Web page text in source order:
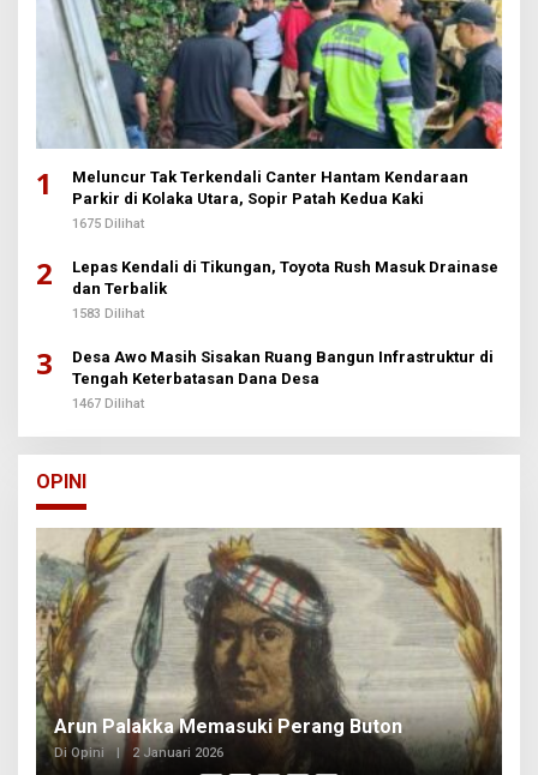
1
Meluncur Tak Terkendali Canter Hantam Kendaraan
Parkir di Kolaka Utara, Sopir Patah Kedua Kaki
1675 Dilihat
2
Lepas Kendali di Tikungan, Toyota Rush Masuk Drainase
dan Terbalik
1583 Dilihat
3
Desa Awo Masih Sisakan Ruang Bangun Infrastruktur di
Tengah Keterbatasan Dana Desa
1467 Dilihat
OPINI
Arun Palakka Memasuki Perang Buton
Di Opini | 2 Januari 2026